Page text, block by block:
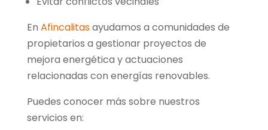
En Afincalitasayudamos a comunidades de
propietarios a gestionar proyectos de
mejora energética y actuaciones
relacionadas con energías renovables.
Puedes conocer más sobre nuestros
servicios en: